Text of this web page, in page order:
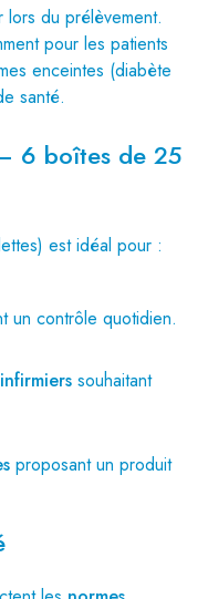
lors du prélèvement.
pour les patients
enceintes (diabète
santé.
6 boîtes de 25
est idéal pour :
un contrôle quotidien.
souhaitant
proposant un produit